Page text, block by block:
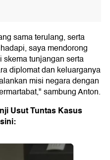
sama terulang, serta
saya mendorong
tunjangan serta
diplomat dan keluarganya
misi negara dengan
sambung Anton.
Usut Tuntas Kasus